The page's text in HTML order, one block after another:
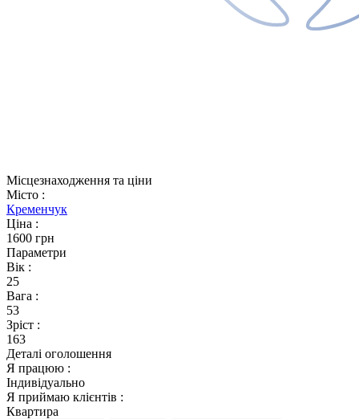
Місцезнаходження та ціни
Місто :
Кременчук
Ціна :
1600 грн
Параметри
Вік :
25
Вага :
53
Зріст :
163
Деталі оголошення
Я працюю :
Індивідуально
Я приймаю клієнтів :
Квартира